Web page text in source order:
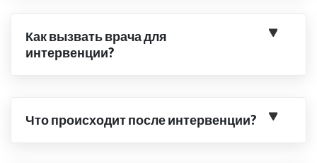
Как вызвать врача для
интервенции?
Что происходит после интервенции?